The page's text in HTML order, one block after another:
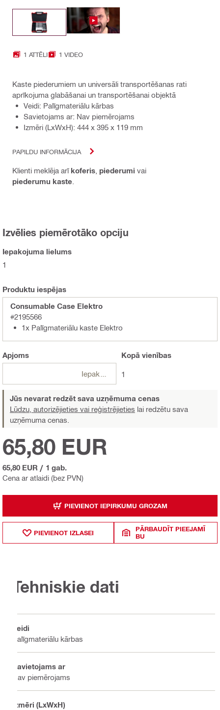
1 ATTĒLI 1 VIDEO
Kaste piederumiem un universāli transportēšanas rati
aprīkojuma glabāšanai un transportēšanai objektā
Veidi: Palīgmateriālu kārbas
Savietojams ar: Nav piemērojams
Izmēri (LxWxH): 444 x 395 x 119 mm
PAPILDU INFORMĀCIJA
Klienti meklēja arī koferis piederumi vai
piederumu kaste
Izvēlies piemērotāko opciju
Iepakojuma lielums
1
Produktu iespējas
Consumable Case Elektro
#2195566
1x Palīgmateriālu kaste Elektro
Apjoms Kopā vienības
1
Jūs nevarat redzēt sava uzņēmuma cenas
Lūdzu, autorizējieties vai reģistrējieties lai redzētu sava
uzņēmuma cenas.
Cena ar atlaidi (bez PVN)
65,80 EUR
65,80 EUR / 1 gab.
PIEVIENOT IEPIRKUMU GROZAM
PIEVIENOT IZLASEI
PĀRBAUDĪT PIEEJAMĪ
BU
Tehniskie dati
Veidi
Palīgmateriālu kārbas
Savietojams ar
Nav piemērojams
Izmēri (LxWxH)